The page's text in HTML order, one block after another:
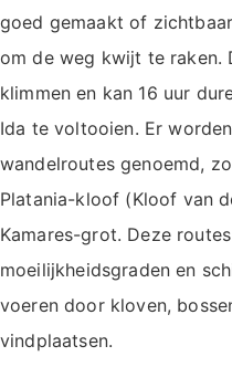
goed gemaakt of
om de weg kwijt te raken.
klimmen en kan 16 uur
Ida te voltooien. Er
wandelroutes genoemd,
Platania-kloof (Kloof van
Kamares-grot. Deze
moeilijkheidsgraden en
voeren door kloven,
vindplaatsen.